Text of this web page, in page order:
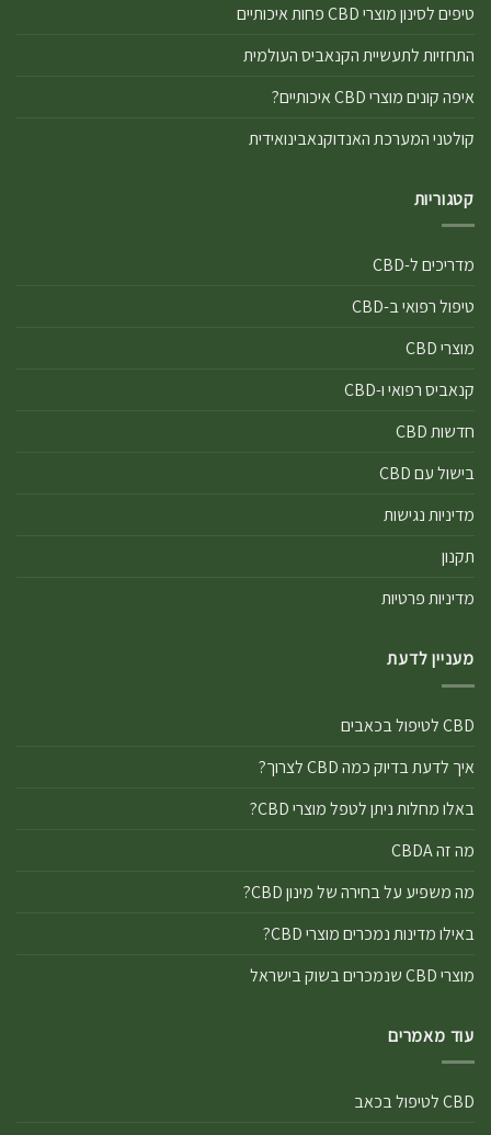
טיפים לסינון מוצרי CBD פחות איכותיים
התחזיות לתעשיית הקנאביס העולמית
איפה קונים מוצרי CBD איכותיים?
קולטני המערכת האנדוקנאבינואידית
קטגוריות
מדריכים ל-CBD
טיפול רפואי ב-CBD
מוצרי CBD
קנאביס רפואי ו-CBD
חדשות CBD
בישול עם CBD
מדיניות נגישות
תקנון
מדיניות פרטיות
מעניין לדעת
CBD לטיפול בכאבים
איך לדעת בדיוק כמה CBD לצרוך?
באלו מחלות ניתן לטפל מוצרי CBD?
מה זה CBDA
מה משפיע על בחירה של מינון CBD?
באילו מדינות נמכרים מוצרי CBD?
מוצרי CBD שנמכרים בשוק בישראל
עוד מאמרים
CBD לטיפול בכאב